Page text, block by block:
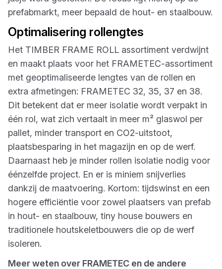
prefabmarkt, meer bepaald de hout- en staalbouw.
Optimalisering rollengtes
Het TIMBER FRAME ROLL assortiment verdwijnt
en maakt plaats voor het FRAMETEC-assortiment
met geoptimaliseerde lengtes van de rollen en
extra afmetingen: FRAMETEC 32, 35, 37 en 38.
Dit betekent dat er meer isolatie wordt verpakt in
één rol, wat zich vertaalt in meer m² glaswol per
pallet, minder transport en CO2-uitstoot,
plaatsbesparing in het magazijn en op de werf.
Daarnaast heb je minder rollen isolatie nodig voor
éénzelfde project. En er is miniem snijverlies
dankzij de maatvoering. Kortom: tijdswinst en een
hogere efficiëntie voor zowel plaatsers van prefab
in hout- en staalbouw, tiny house bouwers en
traditionele houtskeletbouwers die op de werf
isoleren.
Meer weten over FRAMETEC en de andere